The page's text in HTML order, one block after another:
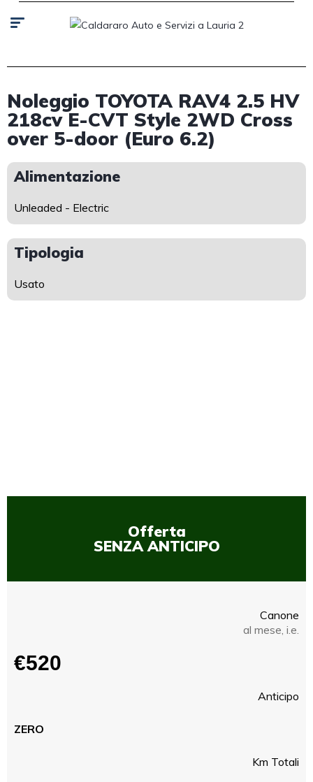
Noleggio TOYOTA RAV4 2.5 HV
218cv E-CVT Style 2WD Cross
over 5-door (Euro 6.2)
Alimentazione
Unleaded - Electric
Tipologia
Usato
Offerta
SENZA ANTICIPO
Canone
al mese, i.e.
€520
Anticipo
ZERO
Km Totali